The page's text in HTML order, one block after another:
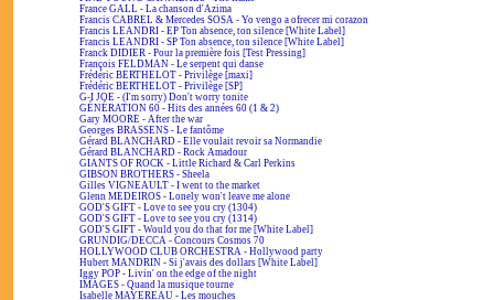
France GALL - La chanson d'Azima
Francis CABREL & Mercedes SOSA - Yo vengo a ofrecer mi corazon
Francis LEANDRI - EP Ton absence, ton silence [White Label]
Francis LEANDRI - SP Ton absence, ton silence [White Label]
Franck DIDIER - Pour la première fois [Test Pressing]
François FELDMAN - Le serpent qui danse
Frédéric BERTHELOT - Privilège [maxi]
Frédéric BERTHELOT - Privilège [SP]
G-I JOE - (I'm sorry) Don't worry tonite
GÉNÉRATION 60 - Hits des années 60 (1 & 2)
Gary MOORE - After the war
Georges BRASSENS - Le fantôme
Gérard BLANCHARD - Elle voulait revoir sa Normandie
Gérard BLANCHARD - Rock Amadour
GIANTS OF ROCK - Little Richard & Carl Perkins
GIBSON BROTHERS - Sheela
Gilles VIGNEAULT - I went to the market
Glenn MEDEIROS - Lonely won't leave me alone
GOD'S GIFT - Love to see you cry (1304)
GOD'S GIFT - Love to see you cry (1314)
GOD'S GIFT - Would you do that for me [White Label]
GRUNDIG/DECCA - Concours Cosmos 70
HOLLYWOOD CLUB ORCHESTRA - Hollywood party
Hubert MANDRIN - Si j'avais des dollars [White Label]
Iggy POP - Livin' on the edge of the night
IMAGES - Quand la musique tourne
Isabelle MAYEREAU - Les mouches